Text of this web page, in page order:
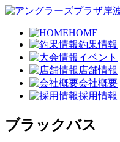
HOME
釣果情報
イベント
店舗情報
会社概要
採用情報
ブラックバス